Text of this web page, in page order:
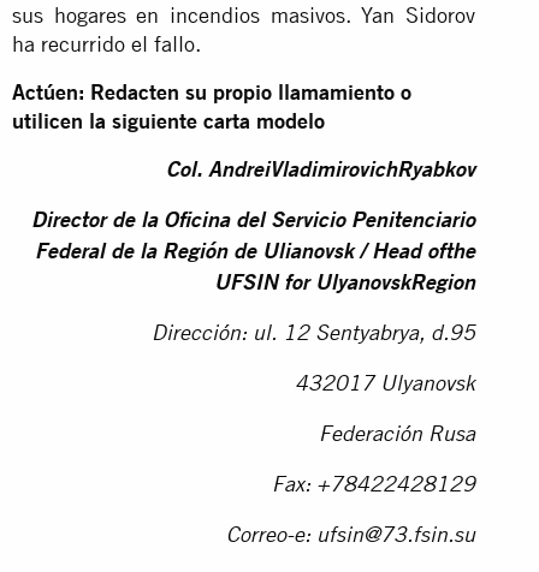
sus hogares en incendios masivos. Yan Sidorov
ha recurrido el fallo.
Actúen: Redacten su propio llamamiento o
utilicen la siguiente carta modelo
Col. AndreiVladimirovichRyabkov
Director de la Oficina del Servicio Penitenciario
Federal de la Región de Ulianovsk / Head ofthe
UFSIN for UlyanovskRegion
Dirección: ul. 12 Sentyabrya, d.95
432017 Ulyanovsk
Federación Rusa
Fax: +78422428129
Correo-e: ufsin@73.fsin.su